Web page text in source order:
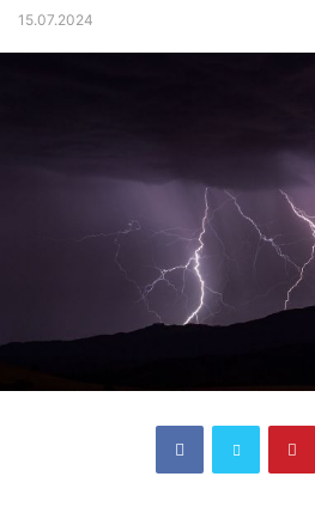
15.07.2024